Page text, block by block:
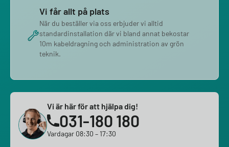
Vi får allt på plats
När du beställer via oss erbjuder vi alltid
standardinstallation där vi bland annat bekostar
10m kabeldragning och administration av grön
teknik.
Vi är här för att hjälpa dig!
031-180 180
Vardagar 08:30 – 17:30